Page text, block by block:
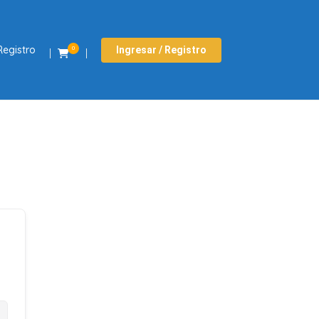
0 Ingresar / Registro